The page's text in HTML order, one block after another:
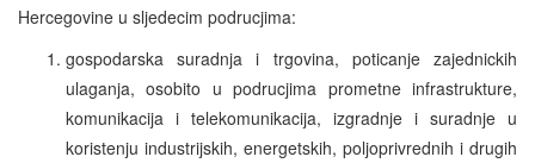
Hercegovine u sljedecim podrucjima:
gospodarska suradnja i trgovina, poticanje zajednickih
ulaganja, osobito u podrucjima prometne infrastrukture,
komunikacija i telekomunikacija, izgradnje i suradnje u
koristenju industrijskih, energetskih, poljoprivrednih i drugih